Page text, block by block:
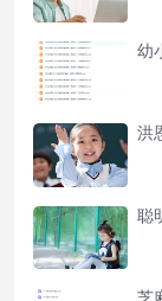
幼
洪
聪